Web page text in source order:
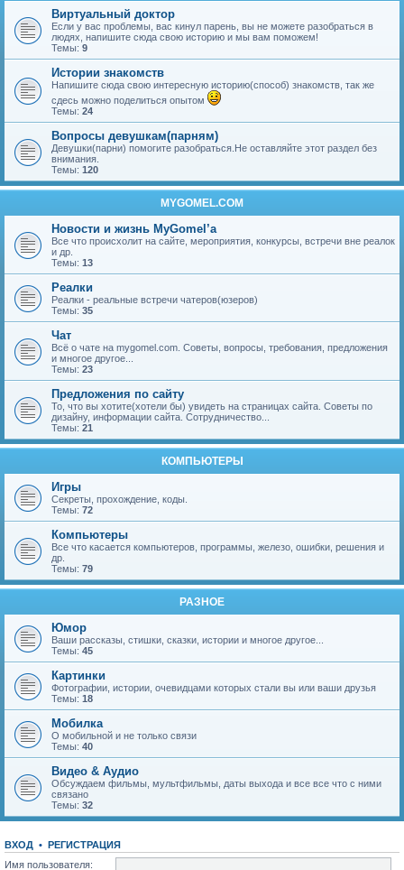
Виртуальный доктор
Если у вас проблемы, вас кинул парень, вы не можете разобраться в
людях, напишите сюда свою историю и мы вам поможем!
Темы: 9
Истории знакомств
Напишите сюда свою интересную историю(способ) знакомств, так же
сдесь можно поделиться опытом
Темы: 24
Вопросы девушкам(парням)
Девушки(парни) помогите разобраться.Не оставляйте этот раздел без
внимания.
Темы: 120
MYGOMEL.COM
Новости и жизнь MyGomel’a
Все что происхолит на сайте, мероприятия, конкурсы, встречи вне реалок
и др.
Темы: 13
Реалки
Реалки - реальные встречи чатеров(юзеров)
Темы: 35
Чат
Всё о чате на mygomel.com. Советы, вопросы, требования, предложения
и многое другое...
Темы: 23
Предложения по сайту
То, что вы хотите(хотели бы) увидеть на страницах сайта. Советы по
дизайну, информации сайта. Сотрудничество...
Темы: 21
КОМПЬЮТЕРЫ
Игры
Секреты, прохождение, коды.
Темы: 72
Компьютеры
Все что касается компьютеров, программы, железо, ошибки, решения и
др.
Темы: 79
РАЗНОЕ
Юмор
Ваши рассказы, стишки, сказки, истории и многое другое...
Темы: 45
Картинки
Фотографии, истории, очевидцами которых стали вы или ваши друзья
Темы: 18
Мобилка
О мобильной и не только связи
Темы: 40
Видео & Аудио
Обсуждаем фильмы, мультфильмы, даты выхода и все все что с ними
связано
Темы: 32
ВХОД • РЕГИСТРАЦИЯ
Имя пользователя: